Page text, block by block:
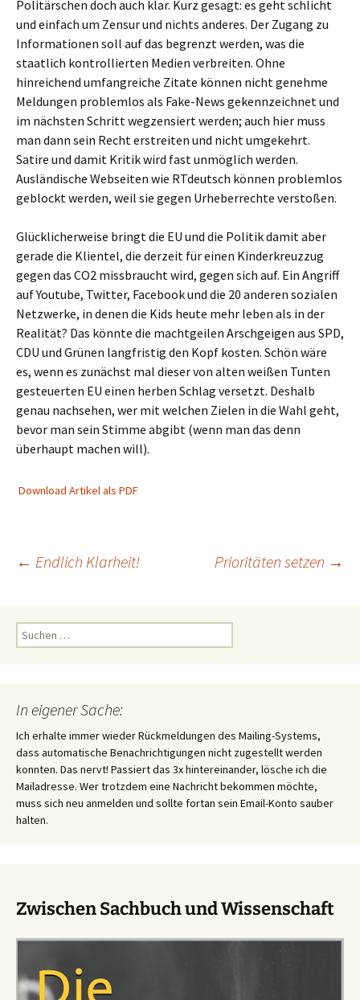
Politärschen doch auch klar. Kurz gesagt: es geht schlicht
und einfach um Zensur und nichts anderes. Der Zugang zu
Informationen soll auf das begrenzt werden, was die
staatlich kontrollierten Medien verbreiten. Ohne
hinreichend umfangreiche Zitate können nicht genehme
Meldungen problemlos als Fake-News gekennzeichnet und
im nächsten Schritt wegzensiert werden; auch hier muss
man dann sein Recht erstreiten und nicht umgekehrt.
Satire und damit Kritik wird fast unmöglich werden.
Ausländische Webseiten wie RTdeutsch können problemlos
geblockt werden, weil sie gegen Urheberrechte verstoßen.
Glücklicherweise bringt die EU und die Politik damit aber
gerade die Klientel, die derzeit für einen Kinderkreuzzug
gegen das CO2 missbraucht wird, gegen sich auf. Ein Angriff
auf Youtube, Twitter, Facebook und die 20 anderen sozialen
Netzwerke, in denen die Kids heute mehr leben als in der
Realität? Das könnte die machtgeilen Arschgeigen aus SPD,
CDU und Grünen langfristig den Kopf kosten. Schön wäre
es, wenn es zunächst mal dieser von alten weißen Tunten
gesteuerten EU einen herben Schlag versetzt. Deshalb
genau nachsehen, wer mit welchen Zielen in die Wahl geht,
bevor man sein Stimme abgibt (wenn man das denn
überhaupt machen will).
Download Artikel als PDF
Beitragsnavigation
← Endlich Klarheit! Prioritäten setzen →
Suchen
nach:
In eigener Sache:
Ich erhalte immer wieder Rückmeldungen des Mailing-Systems,
dass automatische Benachrichtigungen nicht zugestellt werden
konnten. Das nervt! Passiert das 3x hintereinander, lösche ich die
Mailadresse. Wer trotzdem eine Nachricht bekommen möchte,
muss sich neu anmelden und sollte fortan sein Email-Konto sauber
halten.
Zwischen Sachbuch und Wissenschaft